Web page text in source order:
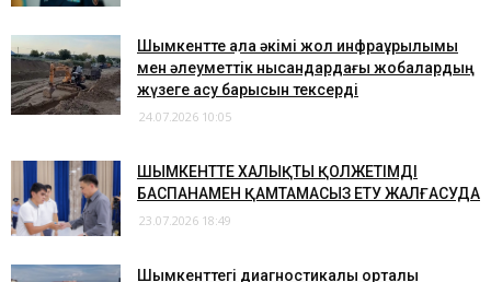
Шымкентте қала әкімі жол инфрақұрылымы
мен әлеуметтік нысандардағы жобалардың
жүзеге асу барысын тексерді
24.07.2026 10:05
​ШЫМКЕНТТЕ ХАЛЫҚТЫ ҚОЛЖЕТІМДІ
БАСПАНАМЕН ҚАМТАМАСЫЗ ЕТУ ЖАЛҒАСУДА
23.07.2026 18:49
Шымкенттегі диагностикалық орталық